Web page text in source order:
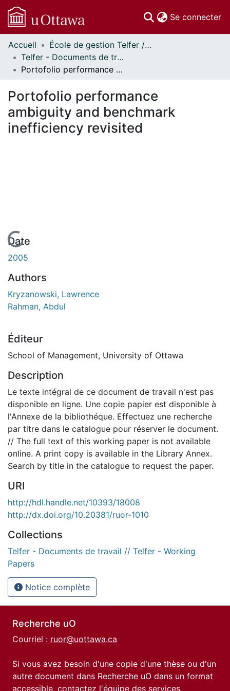
Se connecter
Communautés
et collections
Parcourir
À propos
Accueil
École de gestion Telfer // Telfer School of Management
Telfer - Documents de travail // Telfer - Working Papers
Portofolio performance ambiguity and benchmark inefficiency revisited
Portofolio performance
ambiguity and benchmark
inefficiency revisited
En cours de chargement...
Date
2005
Authors
Kryzanowski, Lawrence
Rahman, Abdul
Éditeur
School of Management, University of Ottawa
Description
Le texte intégral de ce document de travail n'est pas
disponible en ligne. Une copie papier est disponible à
l'Annexe de la bibliothéque. Effectuez une recherche
par titre dans le catalogue pour réserver le document.
// The full text of this working paper is not available
online. A print copy is available in the Library Annex.
Search by title in the catalogue to request the paper.
URI
http://hdl.handle.net/10393/18008
http://dx.doi.org/10.20381/ruor-1010
Collections
Telfer - Documents de travail // Telfer - Working
Papers
Notice complète
Recherche uO
Courriel : ruor@uottawa.ca
Si vous avez besoin d'une copie d'une thèse ou d'un
autre document dans Recherche uO dans un format
accessible, contactez l'équipe des services